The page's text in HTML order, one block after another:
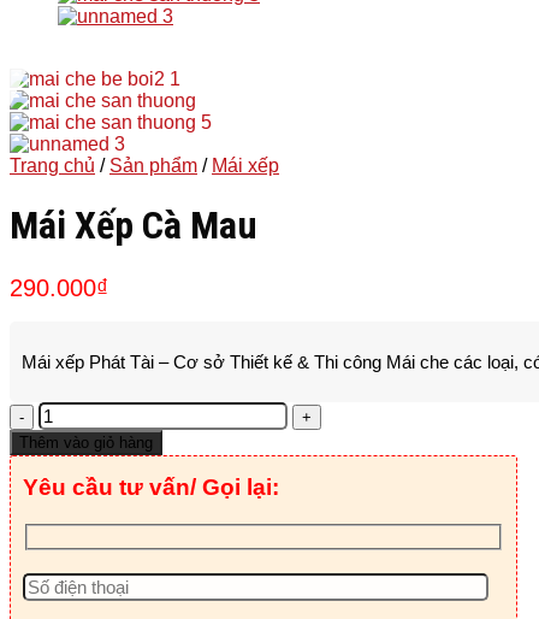
Trang chủ / Sản phẩm / Mái xếp
Mái Xếp Cà Mau
290.000₫
Mái xếp Phát Tài – Cơ sở Thiết kế & Thi công Mái che các loại,
Mái
Xếp
Cà
Mau
số
lượng
Thêm vào giỏ hàng
Yêu cầu tư vấn/ Gọi lại: